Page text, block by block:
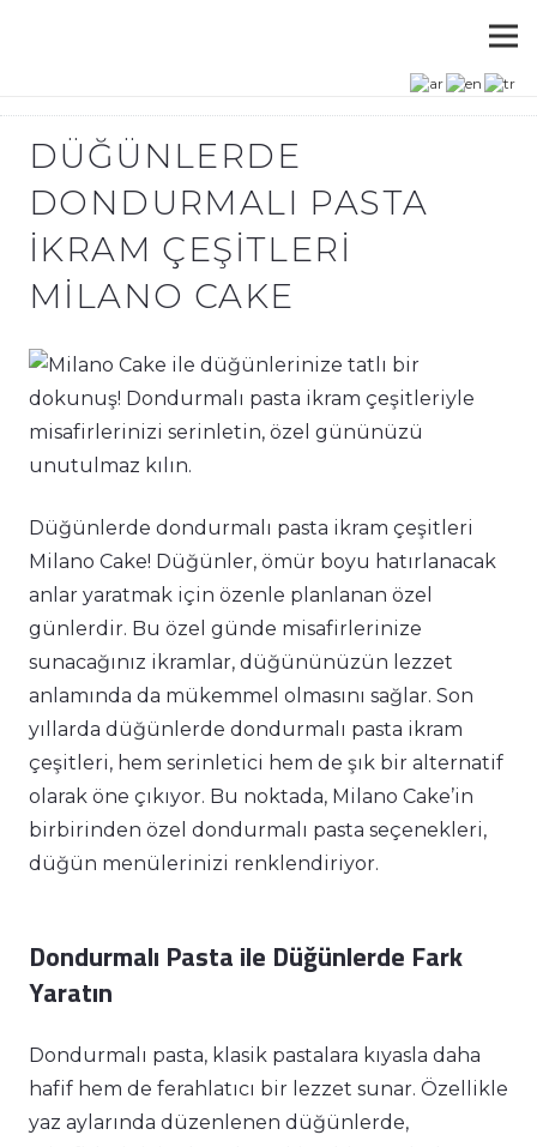
DÜĞÜNLERDE
DONDURMALI PASTA
İKRAM ÇEŞITLERI
MILANO CAKE
Düğünlerde dondurmalı pasta ikram çeşitleri
Milano Cake! Düğünler, ömür boyu hatırlanacak
anlar yaratmak için özenle planlanan özel
günlerdir. Bu özel günde misafirlerinize
sunacağınız ikramlar, düğününüzün lezzet
anlamında da mükemmel olmasını sağlar. Son
yıllarda düğünlerde dondurmalı pasta ikram
çeşitleri, hem serinletici hem de şık bir alternatif
olarak öne çıkıyor. Bu noktada, Milano Cake’in
birbirinden özel dondurmalı pasta seçenekleri,
düğün menülerinizi renklendiriyor.
Dondurmalı Pasta ile Düğünlerde Fark
Yaratın
Dondurmalı pasta, klasik pastalara kıyasla daha
hafif hem de ferahlatıcı bir lezzet sunar. Özellikle
yaz aylarında düzenlenen düğünlerde,